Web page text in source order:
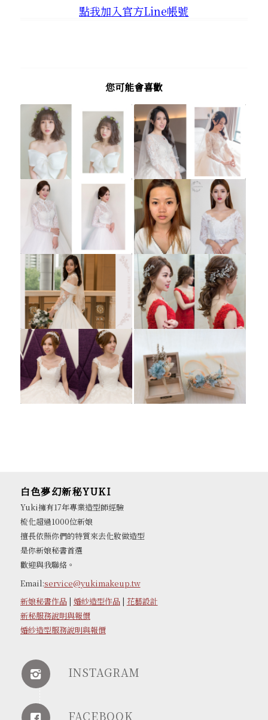
點我加入官方Line帳號
您可能會喜歡
白色夢幻新秘YUKI
Yuki擁有17年專業造型師經驗
梳化超過1000位新娘
擅長依照你們的特質來去化妝做造型
是你新娘秘書首選
歡迎與我聯絡。
Email:service@yukimakeup.tw
新娘秘書作品| 婚紗造型作品| 花藝設計
新秘服務說明與報價
婚紗造型服務說明與報價
INSTAGRAM
FACEBOOK